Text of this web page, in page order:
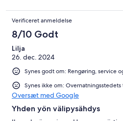
Verificeret anmeldelse
8/10 Godt
Lilja
26. dec. 2024
Synes godt om: Rengøring, service
Synes ikke om:
Oversæt med Google
Yhden yön välipysähdys